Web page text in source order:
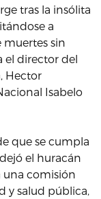
tras la insólita
a
muertes sin
el director del
Hector
Isabelo
que se cumpla
el huracán
una comisión
y salud pública,